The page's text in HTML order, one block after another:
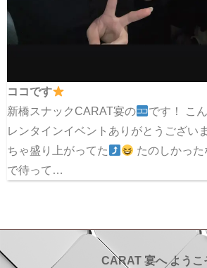
ココです
新橋スナックCARAT宴の
です！ こ
レンタインイベントありがとうござい
ちゃ盛り上がってた
たのしかった
で待って…
CARAT 宴へ ようこ